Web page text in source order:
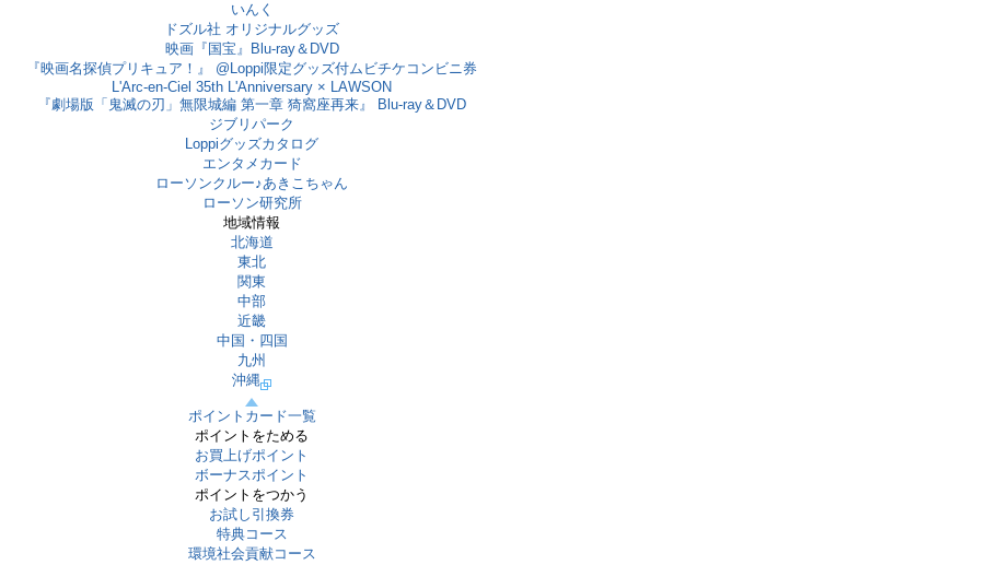
いんく
ドズル社 オリジナルグッズ
映画『国宝』Blu-ray＆DVD
『映画名探偵プリキュア！』 @Loppi限定グッズ付ムビチケコンビニ券
L'Arc-en-Ciel 35th L'Anniversary × LAWSON
『劇場版「鬼滅の刃」無限城編 第一章 猗窩座再来』 Blu-ray＆DVD
ジブリパーク
Loppiグッズカタログ
エンタメカード
ローソンクルー♪あきこちゃん
ローソン研究所
地域情報
北海道
東北
関東
中部
近畿
中国・四国
九州
沖縄
ポイントカード一覧
ポイントをためる
お買上げポイント
ボーナスポイント
ポイントをつかう
お試し引換券
特典コース
環境社会貢献コース